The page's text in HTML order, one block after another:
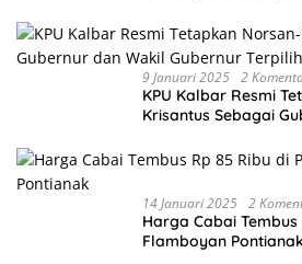
9 Januari 2025 2
KPU Kalbar Resmi
Krisantus Sebagai
14 Januari 2025 2
Harga Cabai
Flamboyan